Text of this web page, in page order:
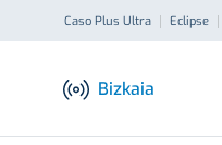
Caso Plus Ultra Eclipse
Bizkaia